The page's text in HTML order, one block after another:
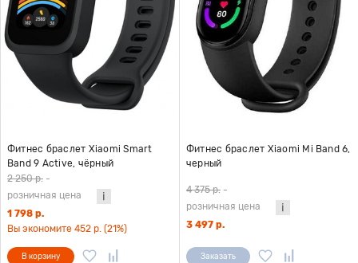
Фитнес браслет Xiaomi Smart
Band 9 Active, чёрный
2 250 р. -
розничная цена
1 798 р.
Вы экономите 452 р. (21%)
В корзину
Фитнес браслет Xiaomi Mi Band 6,
черный
4 375 р. -
розничная цена
3 497 р.
Заказать